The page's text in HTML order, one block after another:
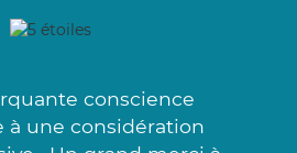
conscience
à une considération